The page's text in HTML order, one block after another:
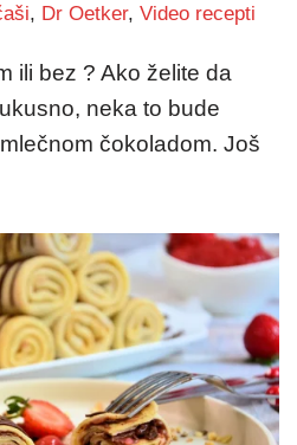
, Dr Oetker, Video recepti
ili bez ? Ako želite da
neka to bude
čokoladom. Još